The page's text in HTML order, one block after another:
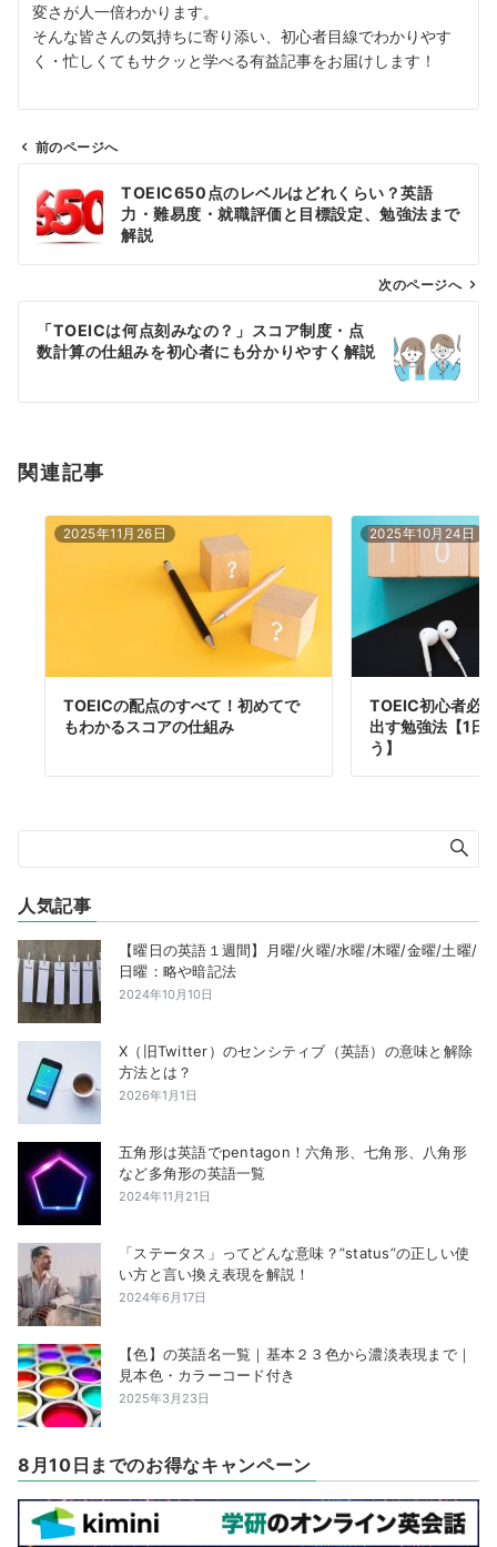
変さが人一倍わかります。
そんな皆さんの気持ちに寄り添い、初心者目線でわかりやす
く・忙しくてもサクッと学べる有益記事をお届けします！
ン
前のページへ
TOEIC650点のレベルはどれくらい？英語
力・難易度・就職評価と目標設定、勉強法まで
解説
次のページへ
「TOEICは何点刻みなの？」スコア制度・点
数計算の仕組みを初心者にも分かりやすく解説
関連記事
2025年11月26日
TOEICの配点のすべて！初めてで
もわかるスコアの仕組み
2025年10月24日
TOEIC初心者必
出す勉強法【1日
う】
人気記事
【曜日の英語１週間】月曜/火曜/水曜/木曜/金曜/土曜/
日曜：略や暗記法
2024年10月10日
X（旧Twitter）のセンシティブ（英語）の意味と解除
方法とは？
2026年1月1日
五角形は英語でpentagon！六角形、七角形、八角形
など多角形の英語一覧
2024年11月21日
「ステータス」ってどんな意味？”status”の正しい使
い方と言い換え表現を解説！
2024年6月17日
【色】の英語名一覧｜基本２３色から濃淡表現まで｜
見本色・カラーコード付き
2025年3月23日
8月10日までのお得なキャンペーン